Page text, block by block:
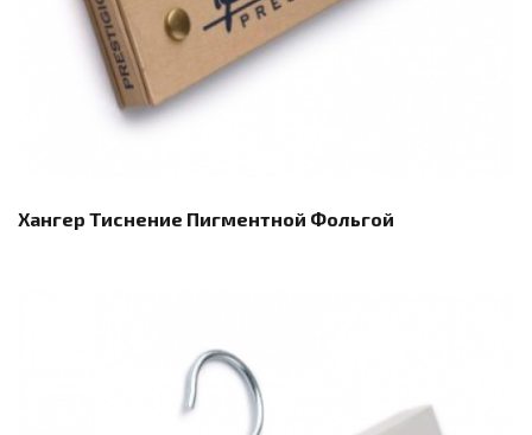
Хангер Тиснение Пигментной Фольгой